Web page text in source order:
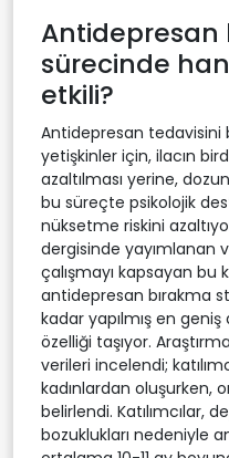
Antidepresan
sürecinde
etkili?
Antidepresan tedavisini
yetişkinler için, ilacın
azaltılması yerine,
bu süreçte psikolojik
nüksetme riskini
dergisinde yayımlanan
çalışmayı kapsayan bu
antidepresan bırakma
kadar yapılmış en
özelliği taşıyor.
verileri incelendi;
kadınlardan oluşurken,
belirlendi. Katılımcılar,
bozuklukları nedeniyle